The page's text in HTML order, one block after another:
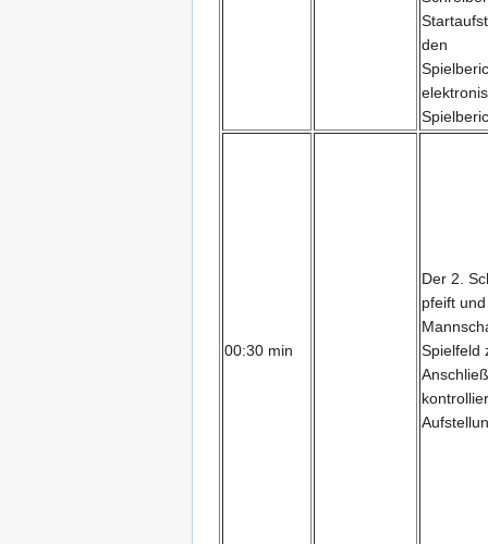
den
00:30 min
Der 2.
pfeift
Spielfeld